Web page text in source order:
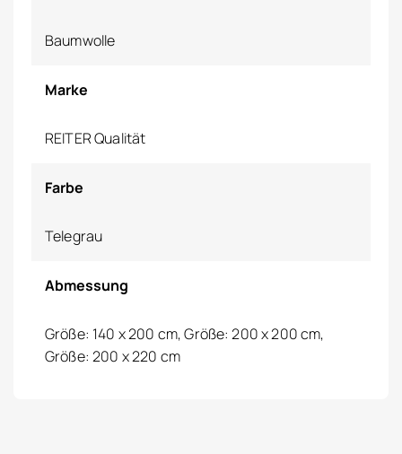
Baumwolle
Marke
REITER Qualität
Farbe
Telegrau
Abmessung
Größe: 140 x 200 cm, Größe: 200 x 200 cm,
Größe: 200 x 220 cm